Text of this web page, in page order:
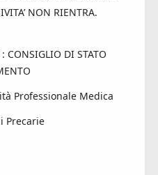
NON RIENTRA.
DI STATO
Professionale Medica
Precarie